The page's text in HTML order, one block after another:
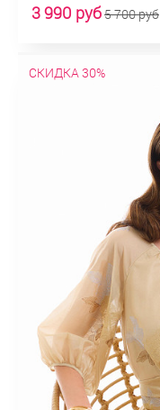
3 990 руб5 700 руб
СКИДКА 30%